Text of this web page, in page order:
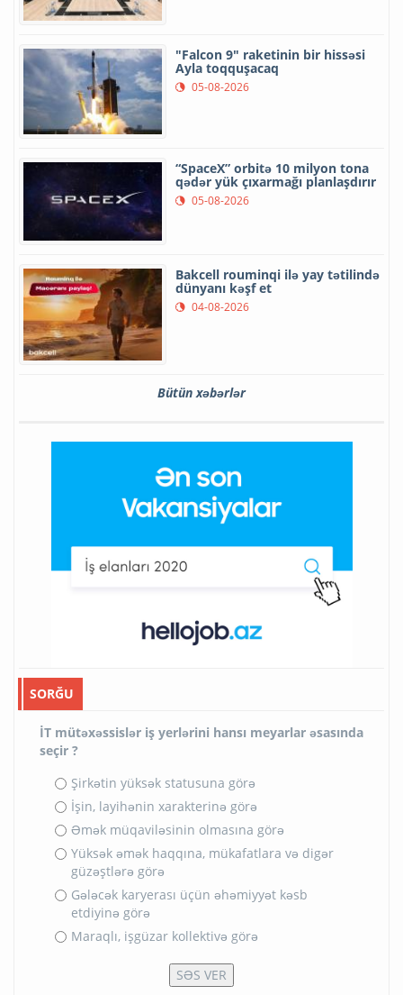
"Falcon 9" raketinin bir hissəsi
Ayla toqquşacaq
05-08-2026
“SpaceX” orbitə 10 milyon tona
qədər yük çıxarmağı planlaşdırır
05-08-2026
Bakcell rouminqi ilə yay tətilində
dünyanı kəşf et
04-08-2026
Bütün xəbərlər
SORĞU
İT mütəxəssislər iş yerlərini hansı meyarlar əsasında
seçir ?
Şirkətin yüksək statusuna görə
İşin, layihənin xarakterinə görə
Əmək müqaviləsinin olmasına görə
Yüksək əmək haqqına, mükafatlara və digər
güzəştlərə görə
Gələcək karyerası üçün əhəmiyyət kəsb
etdiyinə görə
Maraqlı, işgüzar kollektivə görə